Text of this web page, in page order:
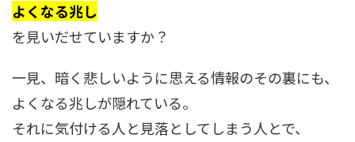
よくなる兆し
を見いだせていますか？
一見、暗く悲しいように思える情報のその裏にも、
よくなる兆しが隠れている。
それに気付ける人と見落としてしまう人とで、